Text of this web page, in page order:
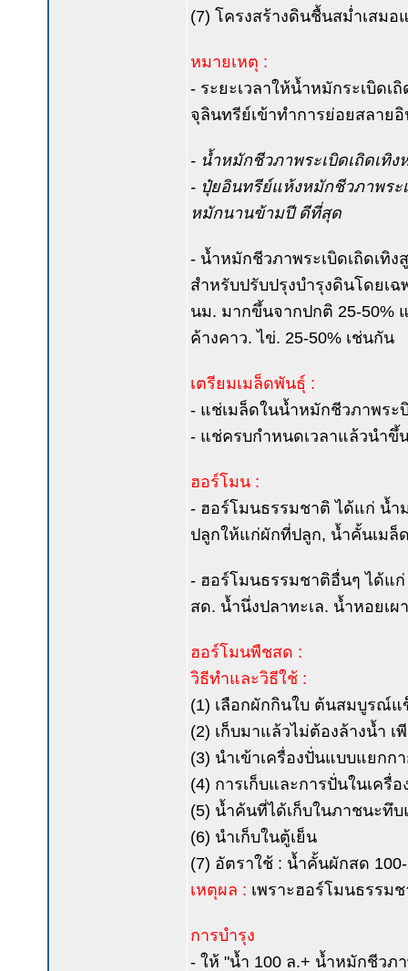
(7) โครงสร้างดินชื้นสม่ำเสม
หมายเหตุ :
- ระยะเวลาให้น้ำหมักระเบิดเ
จุลินทรีย์เข้าทำการย่อยสลาย
- น้ำหมักชีวภาพระเบิดเถิดเทิ
- ปุ๋ยอินทรีย์แห้งหมักชีวภาพระ
หมักนานข้ามปี ดีที่สุด
- น้ำหมักชีวภาพระเบิดเถิดเทิ
สำหรับปรับปรุงบำรุงดินโดยเ
นม. มากขึ้นจากปกติ 25-50%
ค้างคาว. ไข่. 25-50% เช่นกัน
เตรียมเมล็ดพันธุ์ :
- แช่เมล็ดในน้ำหมักชีวภาพระ
- แช่ครบกำหนดเวลาแล้วนำขึ้
ฮอร์โมน :
- ฮอร์โมนธรรมชาติ ได้แก่ น้ำ
ปลูกให้แก่ผักที่ปลูก, น้ำคั้นเม
- ฮอร์โมนธรรมชาติอื่นๆ ได้แก่
สด. น้ำนึ่งปลาทะเล. น้ำหอยเ
ฮอร์โมนพืชสด :
วิธีทำและวิธีใช้ :
(1) เลือกผักกินใบ ต้นสมบูรณ์แ
(2) เก็บมาแล้วไม่ต้องล้างน้ำ เ
(3) นำเข้าเครื่องปั่นแบบแยก
(4) การเก็บและการปั่นในเครื่
(5) น้ำค้นที่ได้เก็บในภาชนะทึบ
(6) นำเก็บในตู้เย็น
(7) อัตราใช้ : น้ำคั้นผักสด
เหตุผล : เพราะฮอร์โมนธรรม
การบำรุง
- ให้ "น้ำ 100 ล.+ น้ำหมักชีวภ